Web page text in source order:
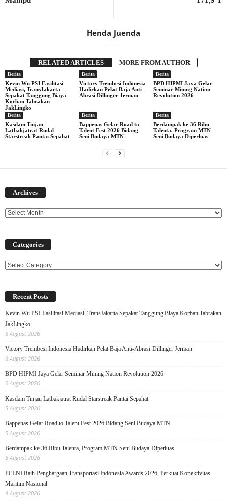
Henda Juenda
RELATED ARTICLES MORE FROM AUTHOR
Berita
Kevin Wu PSI Fasilitasi
Mediasi, TransJakarta
Sepakat Tanggung Biaya
Korban Tabrakan
JakLingko
Berita
Victory Trembesi Indonesia
Hadirkan Pelat Baja Anti-
Abrasi Dillinger Jerman
Berita
BPD HIPMI Jaya Gelar
Seminar Mining Nation
Revolution 2026
Berita
Kasdam Tinjau
Latbakjatrat Rudal
Starstreak Pantai Sepahat
Berita
Bappenas Gelar Road to
Talent Fest 2026 Bidang
Seni Budaya MTN
Berita
Berdampak ke 36 Ribu
Talenta, Program MTN
Seni Budaya Diperluas
Archives
Categories
Categories
Recent Posts
Kevin Wu PSI Fasilitasi Mediasi, TransJakarta Sepakat Tanggung Biaya Korban Tabrakan
JakLingko
6 August 2026
Victory Trembesi Indonesia Hadirkan Pelat Baja Anti-Abrasi Dillinger Jerman
6 August 2026
BPD HIPMI Jaya Gelar Seminar Mining Nation Revolution 2026
6 August 2026
Kasdam Tinjau Latbakjatrat Rudal Starstreak Pantai Sepahat
5 August 2026
Bappenas Gelar Road to Talent Fest 2026 Bidang Seni Budaya MTN
5 August 2026
Berdampak ke 36 Ribu Talenta, Program MTN Seni Budaya Diperluas
5 August 2026
PELNI Raih Penghargaan Transportasi Indonesia Awards 2026, Perkuat Konektivitas
Maritim Nasional
4 August 2026